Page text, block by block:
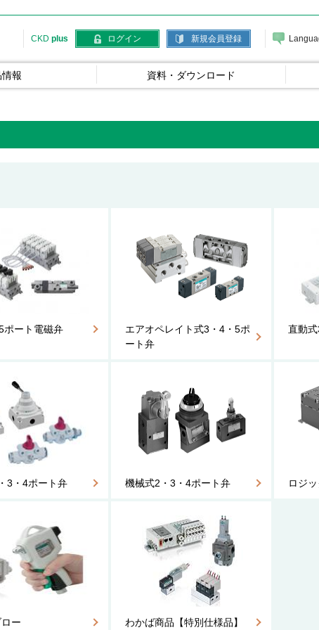
CKD plus ログイン 新規会員登録
報 資料・ダウンロード
ポート電磁弁
エアオペレイト式3・4・5ポ
ート弁
直動
3・4ポート弁 機械式2・3・4ポート弁 ロジ
ー わかば商品【特別仕様品】